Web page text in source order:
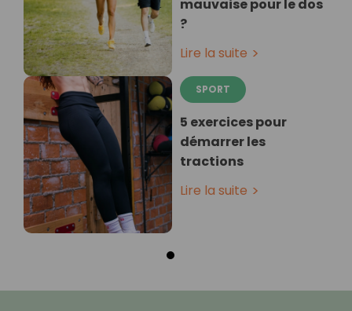
mauvaise pour le dos
?
Lire la suite
SPORT
5 exercices pour
démarrer les
tractions
Lire la suite